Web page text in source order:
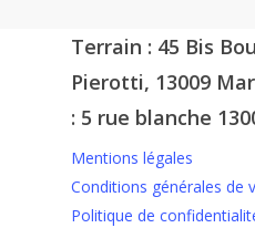
Terrain : 45 Bis
Pierotti, 13009
: 5 rue blanche
Mentions légales
Conditions générales de
Politique de